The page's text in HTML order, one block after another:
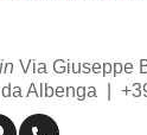
in Via Giuseppe
Albenga |